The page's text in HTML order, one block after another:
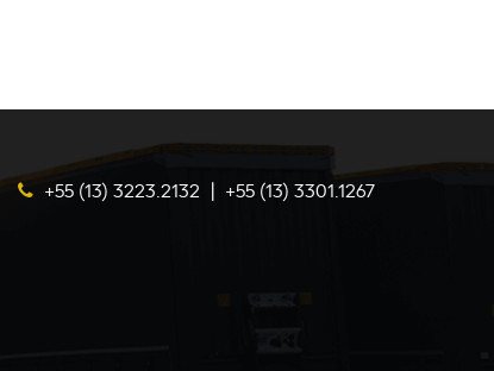
+55 (13) 3223.2132 | +55 (13) 3301.1267